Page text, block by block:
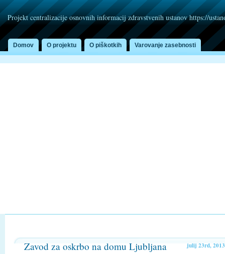
Projekt centralizacije osnovnih informacij zdravstvenih ustanov https://
Domov O projektu O piškotkih Varovanje zasebnosti
julij 23rd, 2013
Zavod za oskrbo na domu Ljubljana